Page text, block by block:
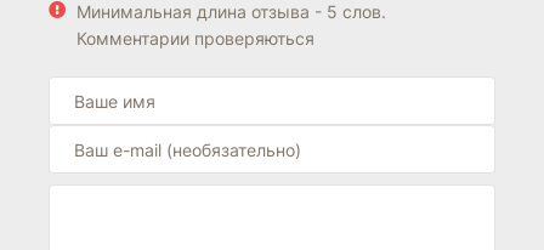
Минимальная длина отзыва - 5 слов.
Комментарии проверяються